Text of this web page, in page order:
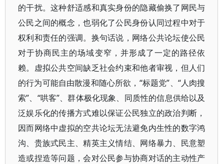
的干扰。这种舒适感和真实身份的隐藏偷换了网民与
公民之间的概念，也弱化了公民身份认同过程中对于
权利和责任的强调。换句话说，网络公共论坛使公民
对于协商民主的场域变窄，并形成了一定的路径依
赖。虚拟公共空间缺乏社会约束和他者审视，但人们
的行为可能自由散漫和随心所欲，“标题党”、“人肉搜
索”、“哄客”、群体极化现象、同质性的信息供给以及
泛娱乐化的传播方式难以保证公民独立的政治判断，
因而网络中虚拟的空共论坛无法避免内生性的数字鸿
沟、贵族式民主、精英主义情结、网络暴力、民意塑
造或捏造等问题，会对公民参与协商对话的主动性产